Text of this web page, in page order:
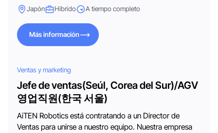
Japón Híbrido A tiempo completo
Más información
Ventas y marketing
Jefe de ventas(Seúl, Corea del Sur)/AGV
영업직원(한국 서울)
AiTEN Robotics está contratando a un Director de
Ventas para unirse a nuestro equipo. Nuestra empresa